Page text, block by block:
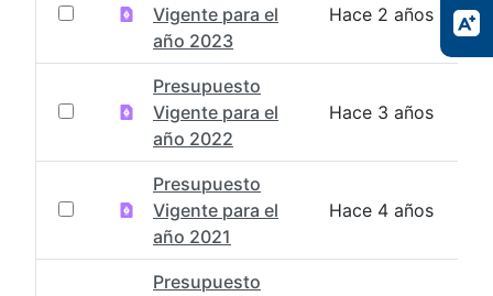
Vigente para el
año 2023
Hace 2 años
Presupuesto
Vigente para el
año 2022
Hace 3 años
Presupuesto
Vigente para el
año 2021
Hace 4 años
Presupuesto